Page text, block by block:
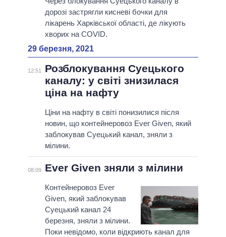
дорозі застрягли кисневі бочки для
лікарень Харківської області, де лікують
хворих на COVID.
29 березня, 2021
12:51
Розблокування Суецького
каналу: у світі знизилася
ціна на нафту
Ціни на нафту в світі понизилися після
новин, що контейнеровоз Ever Given, який
заблокував Суецький канал, зняли з
мілини.
08:09 Ever Given зняли з мілини
Контейнеровоз Ever
Given, який заблокував
Суецький канал 24
березня, зняли з мілини.
Поки невідомо, коли відкриють канал для